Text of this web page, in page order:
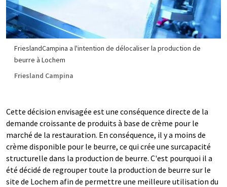
FrieslandCampina a l'intention de délocaliser la production de
beurre à Lochem
Friesland Campina
Cette décision envisagée est une conséquence directe de la
demande croissante de produits à base de crème pour le
marché de la restauration. En conséquence, il y a moins de
crème disponible pour le beurre, ce qui crée une surcapacité
structurelle dans la production de beurre. C'est pourquoi il a
été décidé de regrouper toute la production de beurre sur le
site de Lochem afin de permettre une meilleure utilisation du